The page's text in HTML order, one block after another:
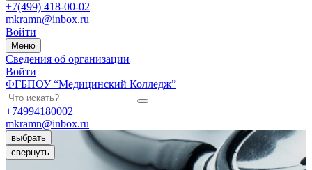
+7(499) 418-00-02
mkramn@inbox.ru
Войти
Меню
Сведения об организации
Войти
ФГБПОУ “Медицинский Колледж”
+74994180002
mkramn@inbox.ru
выбрать
свернуть